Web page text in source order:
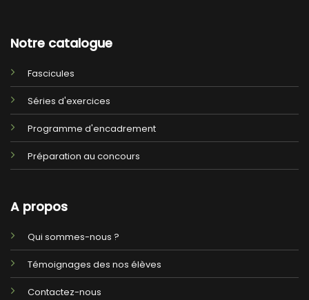
Notre catalogue
Fascicules
Séries d'exercices
Programme d'encadrement
Préparation au concours
A propos
Qui sommes-nous ?
Témoignages des nos élèves
Contactez-nous